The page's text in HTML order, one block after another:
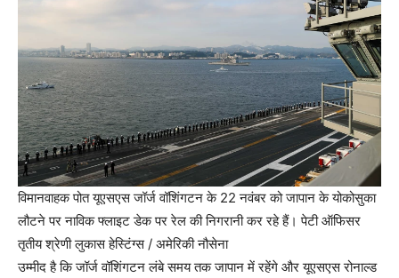
विमानवाहक पोत यूएसएस जॉर्ज वॉशिंगटन के 22 नवंबर को जापान के योकोसुका
लौटने पर नाविक फ्लाइट डेक पर रेल की निगरानी कर रहे हैं।पेटी ऑफिसर
तृतीय श्रेणी लुकास हेस्टिंग्स / अमेरिकी नौसेना
उम्मीद है कि जॉर्ज वॉशिंगटन लंबे समय तक जापान में रहेंगे और यूएसएस रोनाल्ड